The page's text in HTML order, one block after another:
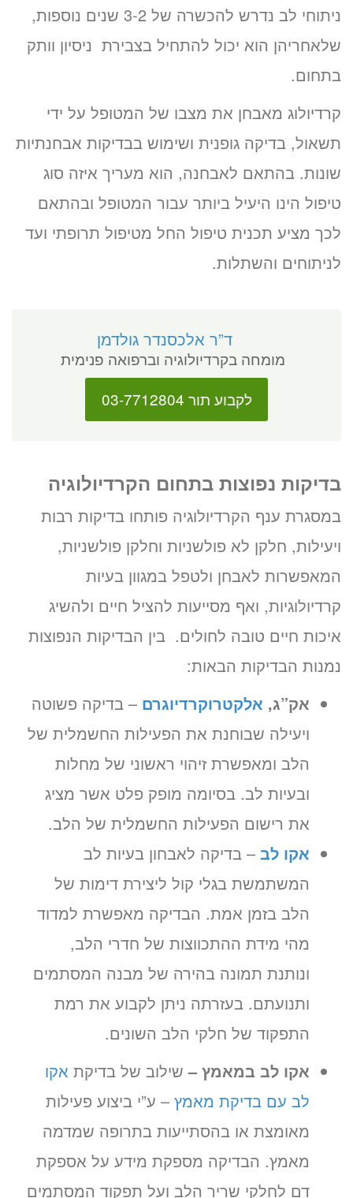
ניתוחי לב נדרש להכשרה של 3-2 שנים נוספות,
שלאחריהן הוא יכול להתחיל בצבירת ניסיון וותק
בתחום.
קרדיולוג מאבחן את מצבו של המטופל על ידי
תשאול, בדיקה גופנית ושימוש בבדיקות אבחנתיות
שונות. בהתאם לאבחנה, הוא מעריך איזה סוג
טיפול הינו היעיל ביותר עבור המטופל ובהתאם
לכך מציע תכנית טיפול החל מטיפול תרופתי ועד
לניתוחים והשתלות.
ד”ר אלכסנדר גולדמן
מומחה בקרדיולוגיה וברפואה פנימית
לקבוע תור 03-7712804
בדיקות נפוצות בתחום הקרדיולוגיה
במסגרת ענף הקרדיולוגיה פותחו בדיקות רבות
ויעילות, חלקן לא פולשניות וחלקן פולשניות,
המאפשרות לאבחן ולטפל במגוון בעיות
קרדיולוגיות, ואף מסייעות להציל חיים ולהשיג
איכות חיים טובה לחולים. בין הבדיקות הנפוצות
נמנות הבדיקות הבאות:
אק”ג, אלקטרוקרדיוגרם – בדיקה פשוטה
ויעילה שבוחנת את הפעילות החשמלית של
הלב ומאפשרת זיהוי ראשוני של מחלות
ובעיות לב. בסיומה מופק פלט אשר מציג
את רישום הפעילות החשמלית של הלב.
אקו לב – בדיקה לאבחון בעיות לב
המשתמשת בגלי קול ליצירת דימות של
הלב בזמן אמת. הבדיקה מאפשרת למדוד
מהי מידת ההתכווצות של חדרי הלב,
ונותנת תמונה בהירה של מבנה המסתמים
ותנועתם. בעזרתה ניתן לקבוע את רמת
התפקוד של חלקי הלב השונים.
אקו לב במאמץ – שילוב של בדיקת אקו
לב עם בדיקת מאמץ – ע”י ביצוע פעילות
מאומצת או בהסתייעות בתרופה שמדמה
מאמץ. הבדיקה מספקת מידע על אספקת
דם לחלקי שריר הלב ועל תפקוד המסתמים